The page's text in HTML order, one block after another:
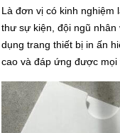
Là đơn vị có kinh nghiệm
thư sự kiện, đội ngũ
dụng trang thiết bị in ấn
cao và đáp ứng được mọi